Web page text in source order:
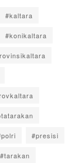
#kaltara
#konikaltara
#presisi
#tarakan